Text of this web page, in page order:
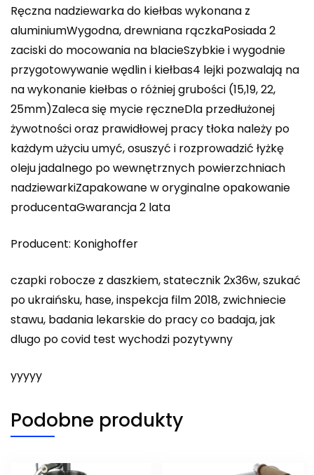
Ręczna nadziewarka do kiełbas wykonana z
aluminiumWygodna, drewniana rączkaPosiada 2
zaciski do mocowania na blacieSzybkie i wygodnie
przygotowywanie wędlin i kiełbas4 lejki pozwalają na
na wykonanie kiełbas o różniej grubości (15,19, 22,
25mm)Zaleca się mycie ręczneDla przedłużonej
żywotności oraz prawidłowej pracy tłoka należy po
każdym użyciu umyć, osuszyć i rozprowadzić łyżkę
oleju jadalnego po wewnętrznych powierzchniach
nadziewarkiZapakowane w oryginalne opakowanie
producentaGwarancja 2 lata
Producent: Konighoffer
czapki robocze z daszkiem, statecznik 2x36w, szukać
po ukraińsku, hase, inspekcja film 2018, zwichniecie
stawu, badania lekarskie do pracy co badaja, jak
dlugo po covid test wychodzi pozytywny
yyyyy
Podobne produkty